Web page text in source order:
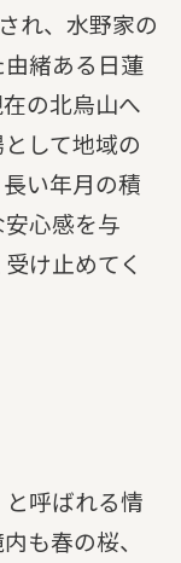
れ、水野家の
緒ある日蓮
の北烏山へ
して地域の
い年月の積
心感を与
け止めてく
呼ばれる情
も春の桜、